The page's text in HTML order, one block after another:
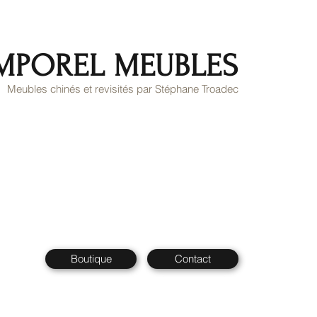
MEUBLES
Meubles chinés et revisités par Stéphane Troadec
Boutique Contact